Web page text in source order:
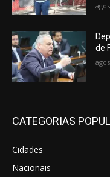
de
CATEGORIAS
Cidades
Nacionais